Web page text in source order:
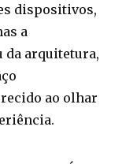
dispositivos,
a
da arquitetura,
ao olhar